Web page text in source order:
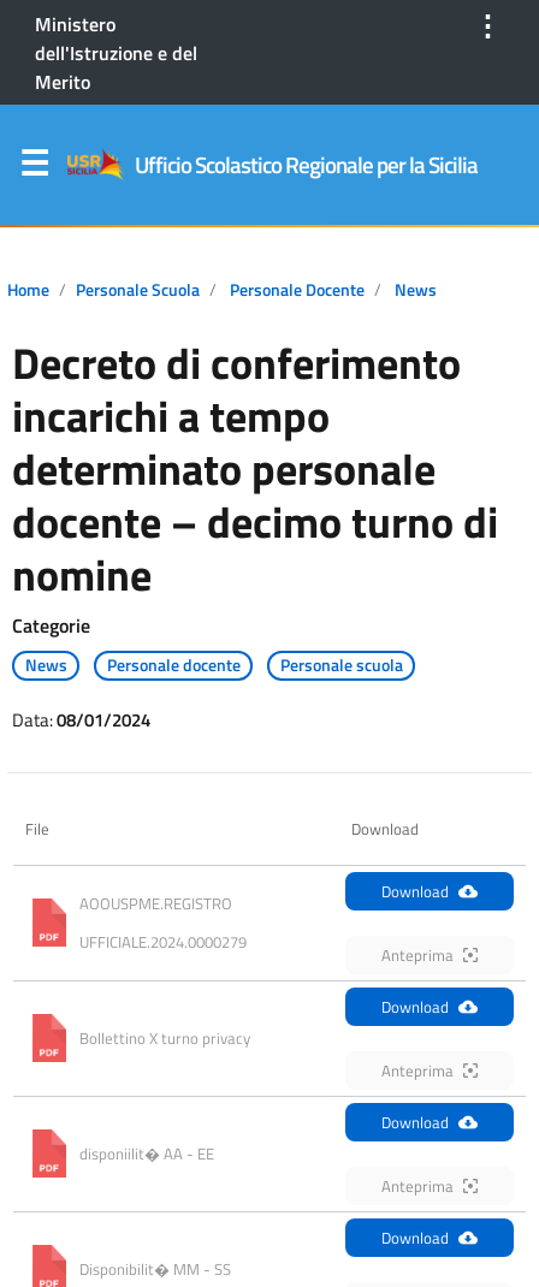
Ministero
dell'Istruzione e del
Merito
⋮
Ufficio Scolastico Regionale per la Sicilia
Home Personale Scuola Personale Docente News
Decreto di conferimento
incarichi a tempo
determinato personale
docente – decimo turno di
nomine
Categorie
News Personale docente Personale scuola
Data:08/01/2024
File Download
AOOUSPME.REGISTRO
UFFICIALE.2024.0000279
Download
Anteprima
Bollettino X turno privacy
Download
Anteprima
disponiilit� AA - EE
Download
Anteprima
Disponibilit� MM - SS
Download